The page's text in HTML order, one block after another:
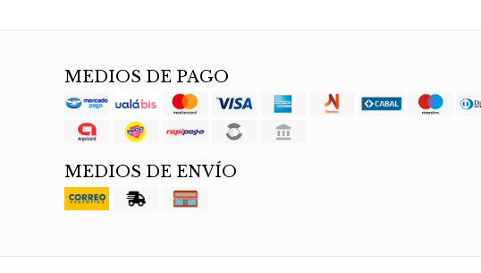
MEDIOS DE PAGO
MEDIOS DE ENVÍO